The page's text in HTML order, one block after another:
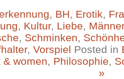
BH Erotik
Kultur, Liebe
Männer
Schminken
, Vorspiel Posted in
& women
Philosophie
»